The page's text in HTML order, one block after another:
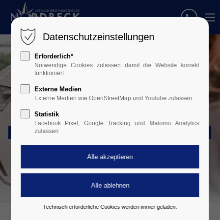
PKW • LKW • ZWEIRAD • OLDTIMER • CARAVAN
Datenschutzeinstellungen
Erforderlich*
Notwendige Cookies zulassen damit die Website korrekt
funktioniert
Externe Medien
Externe Medien wie OpenStreetMap und Youtube zulassen
Statistik
Facebook Pixel, Google Tracking und Matomo Analytics
zulassen
Technisch erforderliche Cookies werden immer geladen.